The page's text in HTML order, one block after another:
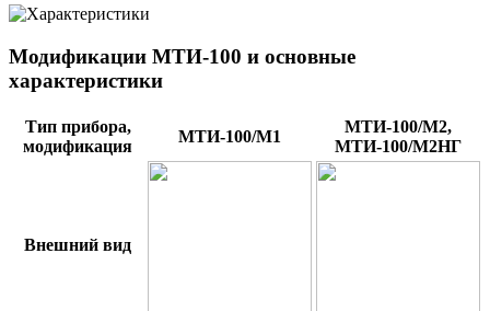
Модификации МТИ-100 и основные
характеристики
Тип прибора,
модификация
МТИ-100/М1
МТИ-100/М2,
МТИ-100/М2НГ
Внешний вид